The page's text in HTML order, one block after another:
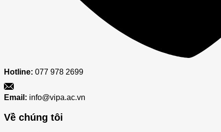
Hotline: 077 978 2699
Email: info@vipa.ac.vn
Về chúng tôi